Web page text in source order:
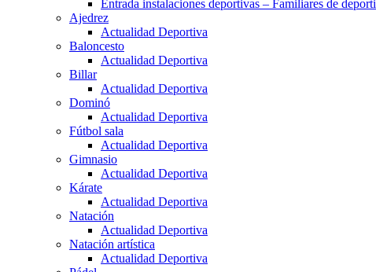
Entrada instalaciones deportivas – Familiares de
Ajedrez
Actualidad Deportiva
Baloncesto
Actualidad Deportiva
Billar
Actualidad Deportiva
Dominó
Actualidad Deportiva
Fútbol sala
Actualidad Deportiva
Gimnasio
Actualidad Deportiva
Kárate
Actualidad Deportiva
Natación
Actualidad Deportiva
Natación artística
Actualidad Deportiva